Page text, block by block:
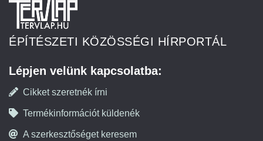
ÉPÍTÉSZETI KÖZÖSSÉGI HÍRPORTÁL
Lépjen velünk kapcsolatba:
Cikket szeretnék írni
Termékinformációt küldenék
A szerkesztőséget keresem